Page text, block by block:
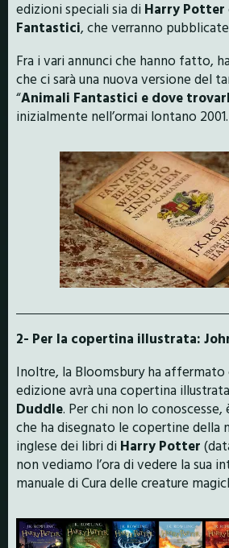
edizioni speciali sia di Harry Potter
Fantastici, che verranno
Fra i vari annunci che hanno fatto,
che ci sarà una nuova versione del
“Animali Fantastici e dove
inizialmente nell’ormai lontano 2001.
2- Per la copertina illustrata:
Inoltre, la Bloomsbury ha affermato
edizione avrà una copertina
Duddle. Per chi non lo conoscesse,
che ha disegnato le copertine della
inglese dei libri di Harry Potter
non vediamo l’ora di vedere la sua
manuale di Cura delle creature